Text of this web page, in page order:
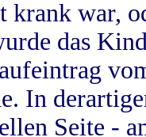
krank war,
das
In
Seite -